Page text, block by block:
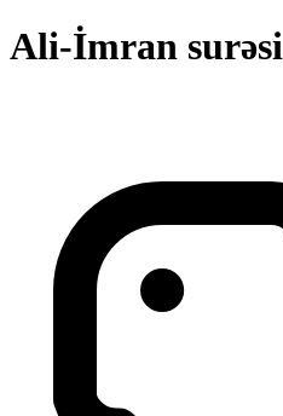
Ali-İmran surəsi